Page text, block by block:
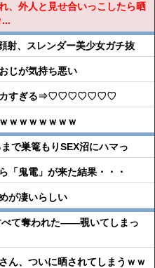
、外人と見せ合いっこしたら晒
射、スレンダー美少女ガチ抜
じが気持ち悪い
デカすぎる⇒♡♡♡♡♡♡♡
ｗｗｗｗｗｗｗ
で巣篭もりSEX沼にハマっ
「鬼電」が来た結果・・・
が凄いらしい
べて奪われた――覗いてしまっ
ん、ついに晒されてしまうｗｗ